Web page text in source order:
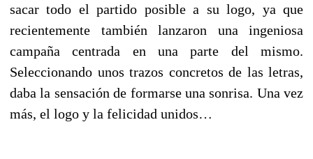
sacar todo el partido posible a su logo, ya que
recientemente también lanzaron una ingeniosa
campaña centrada en una parte del mismo.
Seleccionando unos trazos concretos de las letras,
daba la sensación de formarse una sonrisa. Una vez
más, el logo y la felicidad unidos…